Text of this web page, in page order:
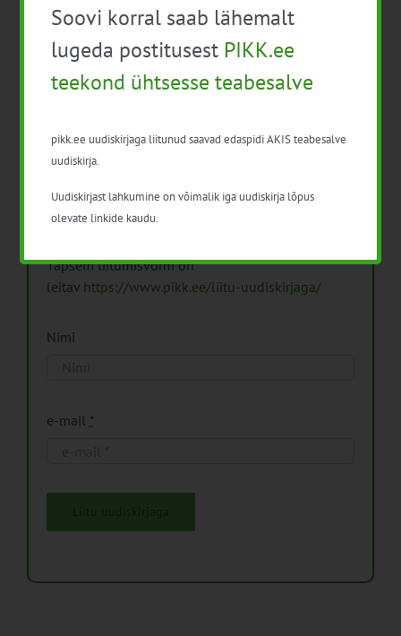
Pikk.ee uudiskirjaga liitumine.
Isikuandmeid töötleme vastavalt
Isikuandmete
Täpsem liitumisvorm on
leitav https://www.pikk.ee/liitu-uudiskirjaga/
Nimi
e-mail *
Soovi korral saab lähemalt
lugeda postitusest PIKK.ee
teekond ühtsesse teabesalve
pikk.ee uudiskirjaga liitunud saavad edaspidi AKIS teabesalve
uudiskirja.
Uudiskirjast lahkumine on võimalik iga uudiskirja lõpus
olevate linkide kaudu.